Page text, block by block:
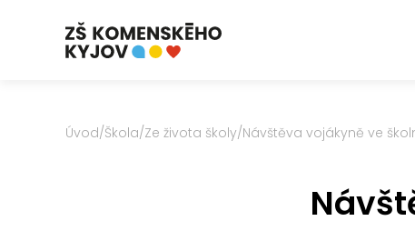
Úvod/Škola/Ze života školy/Návštěva vojákyně ve